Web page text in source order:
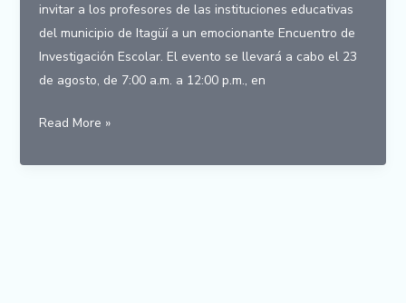
invitar a los profesores de las instituciones educativas
del municipio de Itagüí a un emocionante Encuentro de
Investigación Escolar. El evento se llevará a cabo el 23
de agosto, de 7:00 a.m. a 12:00 p.m., en
Encuentro
investigación
Read More »